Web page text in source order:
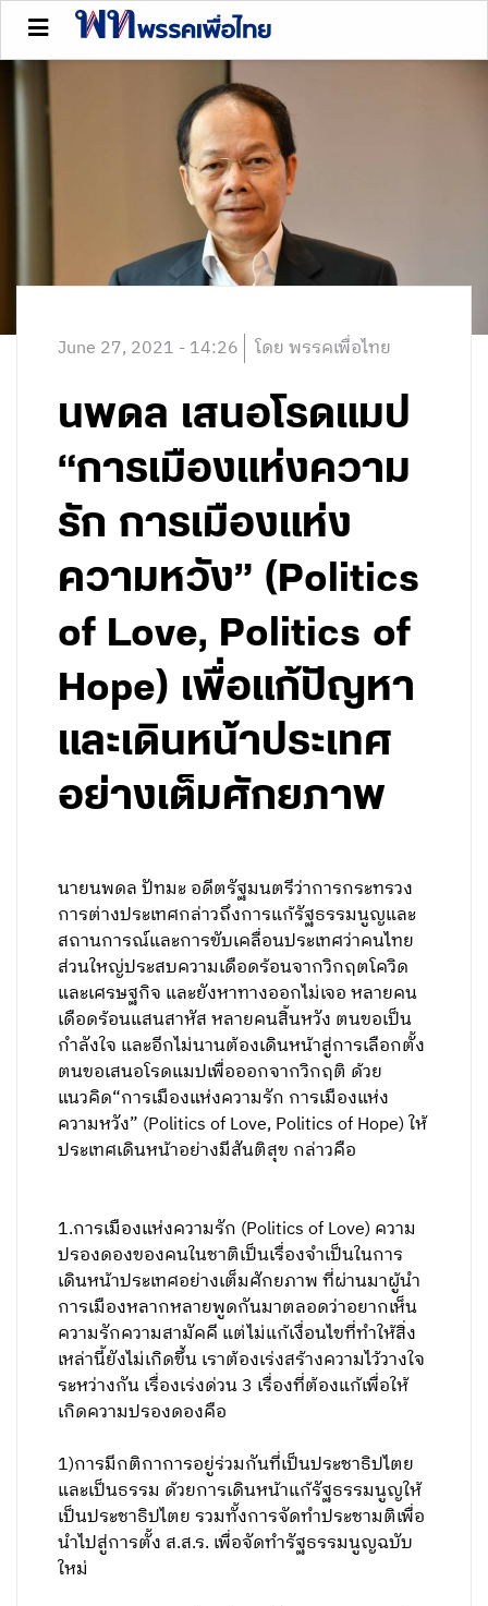
June 27, 2021 - 14:26 โดย พรรคเพื่อไทย
นพดล เสนอโรดแมป
“การเมืองแห่งความ
รัก การเมืองแห่ง
ความหวัง” (Politics
of Love, Politics of
Hope) เพื่อแก้ปัญหา
และเดินหน้าประเทศ
อย่างเต็มศักยภาพ
นายนพดล ปัทมะ อดีตรัฐมนตรีว่าการกระทรวง
การต่างประเทศกล่าวถึงการแก้รัฐธรรมนูญและ
สถานการณ์และการขับเคลื่อนประเทศว่าคนไทย
ส่วนใหญ่ประสบความเดือดร้อนจากวิกฤตโควิด
และเศรษฐกิจ และยังหาทางออกไม่เจอ หลายคน
เดือดร้อนแสนสาหัส หลายคนสิ้นหวัง ตนขอเป็น
กำลังใจ และอีกไม่นานต้องเดินหน้าสู่การเลือกตั้ง
ตนขอเสนอโรดแมปเพื่อออกจากวิกฤติ ด้วย
แนวคิด“การเมืองแห่งความรัก การเมืองแห่ง
ความหวัง” (Politics of Love, Politics of Hope) ให้
ประเทศเดินหน้าอย่างมีสันติสุข กล่าวคือ
1.การเมืองแห่งความรัก (Politics of Love) ความ
ปรองดองของคนในชาติเป็นเรื่องจำเป็นในการ
เดินหน้าประเทศอย่างเต็มศักยภาพ ที่ผ่านมาผู้นำ
การเมืองหลากหลายพูดกันมาตลอดว่าอยากเห็น
ความรักความสามัคคี แต่ไม่แก้เงื่อนไขที่ทำให้สิ่ง
เหล่านี้ยังไม่เกิดขึ้น เราต้องเร่งสร้างความไว้วางใจ
ระหว่างกัน เรื่องเร่งด่วน 3 เรื่องที่ต้องแก้เพื่อให้
เกิดความปรองดองคือ
1)การมีกติกาการอยู่ร่วมกันที่เป็นประชาธิปไตย
และเป็นธรรม ด้วยการเดินหน้าแก้รัฐธรรมนูญให้
เป็นประชาธิปไตย รวมทั้งการจัดทำประชามติเพื่อ
นำไปสู่การตั้ง ส.ส.ร. เพื่อจัดทำรัฐธรรมนูญฉบับ
ใหม่